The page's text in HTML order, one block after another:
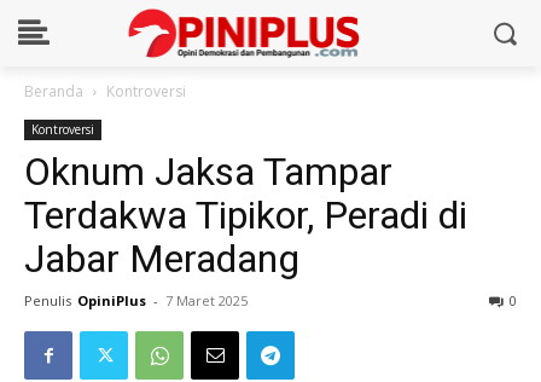
Beranda Kontroversi
Kontroversi
Oknum Jaksa Tampar
Terdakwa Tipikor, Peradi di
Jabar Meradang
Penulis OpiniPlus - 7 Maret 2025 0